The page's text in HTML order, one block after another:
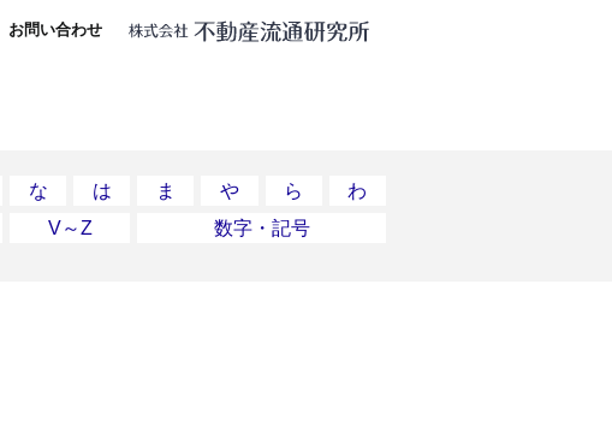
お問い合わせ
な は ま や ら
わ
V～Z 数字・記号